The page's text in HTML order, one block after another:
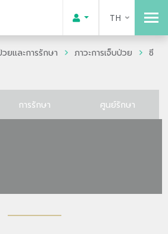
TH
วยและการรักษา ภาวะการเจ็บป่วย
ซี
การรักษา ศูนย์รักษา